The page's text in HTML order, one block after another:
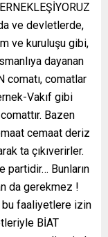
ve devletlerde,
ve kuruluşu gibi,
dayanan
comatı, comatlar
Vakıf gibi
Bazen
cemaat deriz
ta çıkıverirler.
partidir… Bunların
da gerekmez !
bu faaliyetlere izin
BİAT